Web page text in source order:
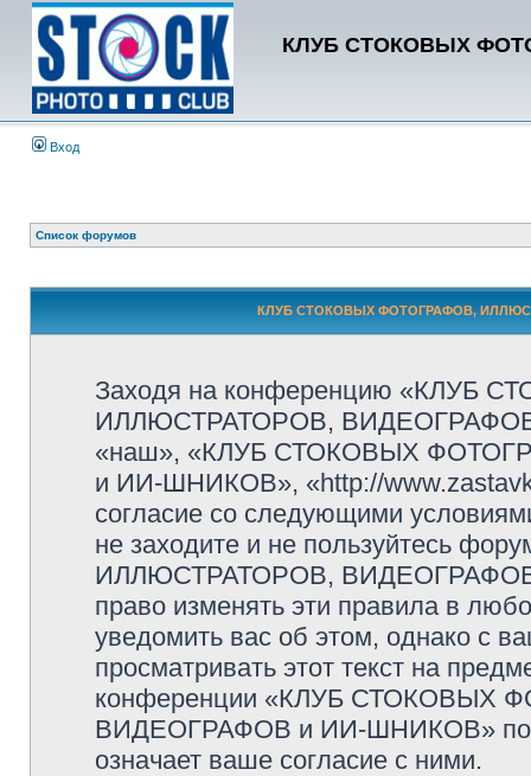
КЛУБ СТОКОВЫХ
Вход
Список форумов
КЛУБ СТОКОВЫХ ФОТОГРАФОВ,
Заходя на конференцию «КЛУБ
ИЛЛЮСТРАТОРОВ,
«наш», «КЛУБ СТОКОВЫХ
и ИИ-ШНИКОВ», «http://
согласие со следующими
не заходите и не пользуйтесь
ИЛЛЮСТРАТОРОВ, ВИДЕОГРАФОВ
право изменять эти правила в
уведомить вас об этом, однако с
просматривать этот текст на
конференции «КЛУБ
ВИДЕОГРАФОВ и ИИ-ШНИКОВ»
означает ваше согласие с ними.